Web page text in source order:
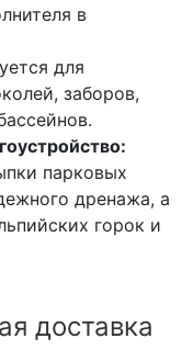
в
для
заборов,
парковых
дренажа, а
горок и
доставка